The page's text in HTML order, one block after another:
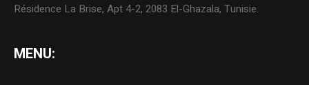
Résidence La Brise, Apt 4-2, 2083 El-Ghazala, Tunisie.
MENU: